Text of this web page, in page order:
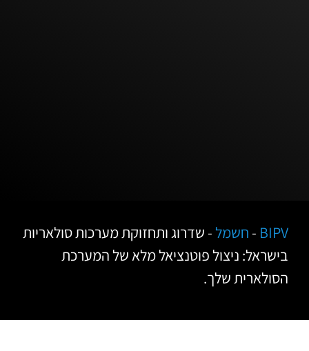
BIPV
-חשמל-שדרוג ותחזוקת מערכות סולאריות
בישראל: ניצול פוטנציאל מלא של המערכת
הסולארית שלך.